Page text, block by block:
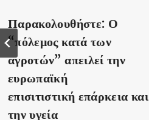
Παρακολουθήστε: Ο
“πόλεμος κατά των
αγροτών” απειλεί την
ευρωπαϊκή
επισιτιστική επάρκεια και
την υγεία